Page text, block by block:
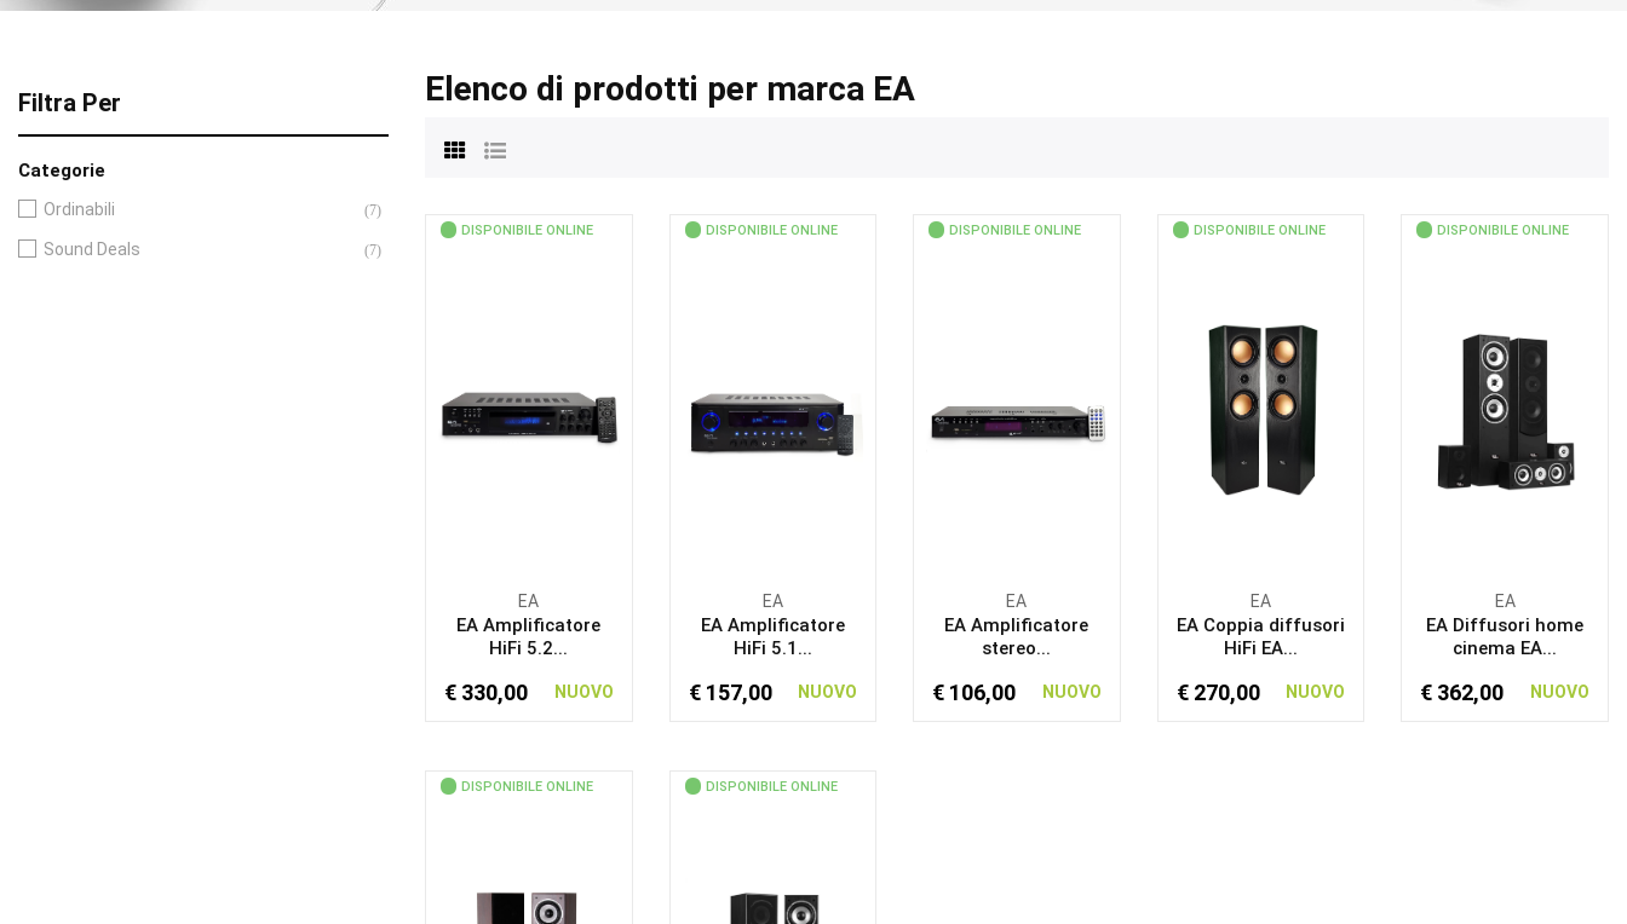
Filtra Per
Categorie
Ordinabili (7)
Sound Deals (7)
Elenco di prodotti per marca EA
DISPONIBILE ONLINE
EA
EA Amplificatore
HiFi 5.2...
€ 330,00 NUOVO
DISPONIBILE ONLINE
EA
EA Amplificatore
HiFi 5.1...
€ 157,00 NUOVO
DISPONIBILE ONLINE
EA
EA Amplificatore
stereo...
€ 106,00 NUOVO
DISPONIBILE ONLINE
EA
EA Coppia diffusori
HiFi EA...
€ 270,00 NUOVO
DISPONIBILE ONLINE
EA
EA Diffusori home
cinema EA...
€ 362,00 NUOVO
DISPONIBILE ONLINE DISPONIBILE ONLINE